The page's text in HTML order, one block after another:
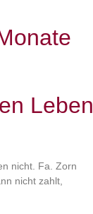
Leben
nicht. Fa. Zorn
nicht zahlt,